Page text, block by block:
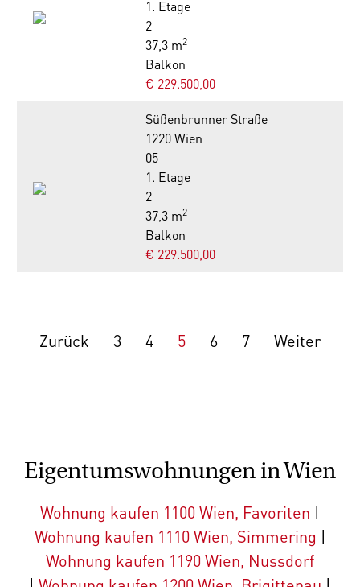
1. Etage
2
37,3 m2
Balkon
€ 229.500,00
Süßenbrunner Straße
1220 Wien
05
1. Etage
2
37,3 m2
Balkon
€ 229.500,00
Zurück 3 4 5 6 7 Weiter
Eigentumswohnungen in Wien
Wohnung kaufen 1100 Wien, Favoriten |
Wohnung kaufen 1110 Wien, Simmering |
Wohnung kaufen 1190 Wien, Nussdorf